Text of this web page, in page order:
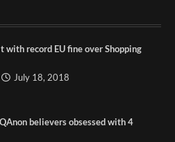
with record EU fine over Shopping
July 18, 2018
believers obsessed with 4